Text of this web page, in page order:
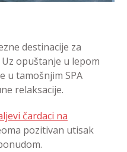
destinacije za
opuštanje u lepom
u tamošnjim SPA
relaksacije.
čardaci na
pozitivan utisak